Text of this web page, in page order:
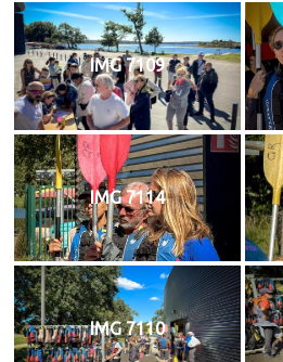
IMG 7109
IMG 7114
IMG 7110